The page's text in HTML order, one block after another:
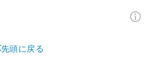
先頭に戻る